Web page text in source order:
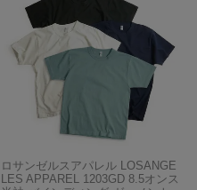
ロサンゼルスアパレル LOSANGE
LES APPAREL 1203GD 8.5オンス